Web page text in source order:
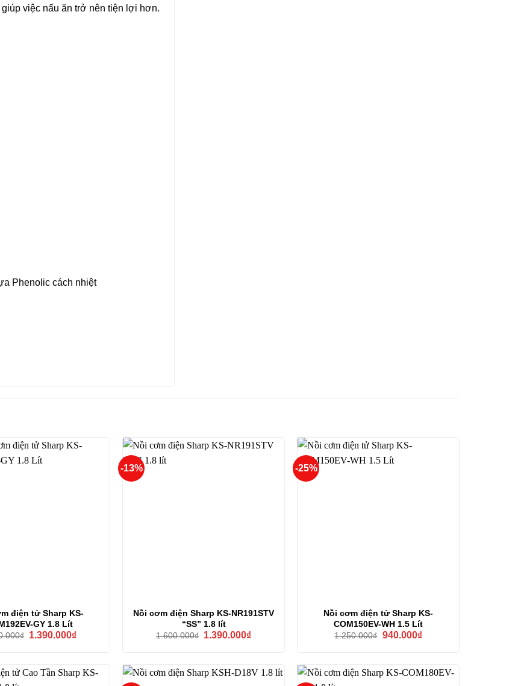
việc nấu ăn trở nên tiện lợi hơn.
Phenolic cách nhiệt
điện tử Sharp KS-
GY 1.8 Lít
₫ Giá
1.390.000₫Giá
1.390.000₫.
-13%
Nồi cơm điện Sharp KS-NR191STV
“SS” 1.8 lít
1.600.000₫ Giá
1.390.000₫Giá
1.390.000₫.
-25%
Nồi cơm điện tử Sharp KS-
COM150EV-WH 1.5 Lít
1.250.000₫ Giá
940.000₫Giá
940.000₫.